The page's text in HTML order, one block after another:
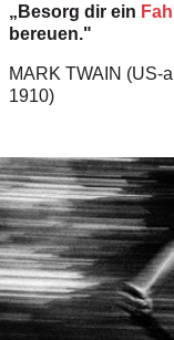
„Besorg dir ein
bereuen."
MARK TWAIN (US-
1910)